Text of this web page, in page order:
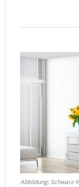
Abbildung: Schwarz-